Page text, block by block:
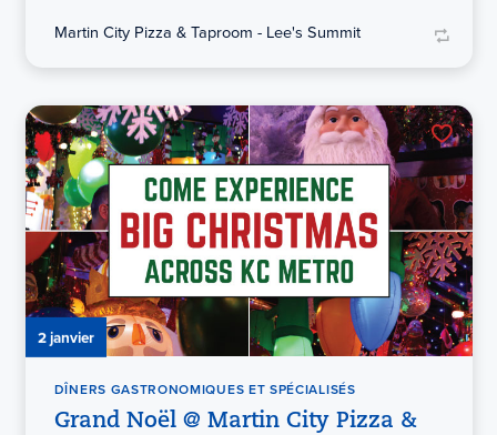
Martin City Pizza & Taproom - Lee's Summit
2 janvier
DÎNERS GASTRONOMIQUES ET SPÉCIALISÉS
Grand Noël @ Martin City Pizza &